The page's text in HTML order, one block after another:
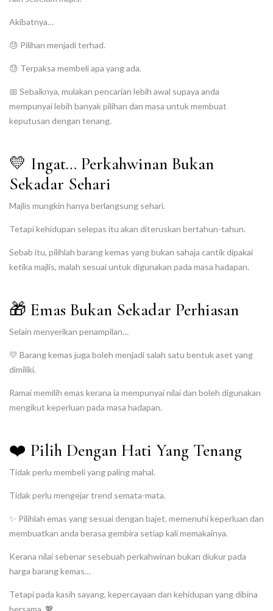
Akibatnya…
😓 Pilihan menjadi terhad.
😓 Terpaksa membeli apa yang ada.
📅 Sebaiknya, mulakan pencarian lebih awal supaya anda
mempunyai lebih banyak pilihan dan masa untuk membuat
keputusan dengan tenang.
💛 Ingat… Perkahwinan Bukan
Sekadar Sehari
Majlis mungkin hanya berlangsung sehari.
Tetapi kehidupan selepas itu akan diteruskan bertahun-tahun.
Sebab itu, pilihlah barang kemas yang bukan sahaja cantik dipakai
ketika majlis, malah sesuai untuk digunakan pada masa hadapan.
🎁 Emas Bukan Sekadar Perhiasan
Selain menyerikan penampilan…
💛 Barang kemas juga boleh menjadi salah satu bentuk aset yang
dimiliki.
Ramai memilih emas kerana ia mempunyai nilai dan boleh digunakan
mengikut keperluan pada masa hadapan.
❤️ Pilih Dengan Hati Yang Tenang
Tidak perlu membeli yang paling mahal.
Tidak perlu mengejar trend semata-mata.
✨ Pilihlah emas yang sesuai dengan bajet, memenuhi keperluan dan
membuatkan anda berasa gembira setiap kali memakainya.
Kerana nilai sebenar sesebuah perkahwinan bukan diukur pada
harga barang kemas…
Tetapi pada kasih sayang, kepercayaan dan kehidupan yang dibina